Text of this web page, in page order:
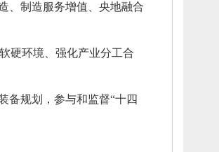
、 制造服务增值、 央地融合
硬环境、 强化产业分工合
备规划， 参与和监督“十四